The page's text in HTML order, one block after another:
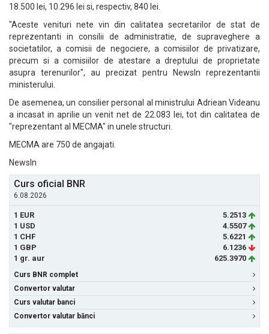
18.500 lei, 10.296 lei si, respectiv, 840 lei.
"Aceste venituri nete vin din calitatea secretarilor de stat de
reprezentanti in consilii de administratie, de supraveghere a
societatilor, a comisii de negociere, a comisiilor de privatizare,
precum si a comisiilor de atestare a dreptului de proprietate
asupra terenurilor", au precizat pentru NewsIn reprezentantii
ministerului.
De asemenea, un consilier personal al ministrului Adriean Videanu
a incasat in aprilie un venit net de 22.083 lei, tot din calitatea de
"reprezentant al MECMA" in unele structuri.
MECMA are 750 de angajati.
NewsIn
Curs oficial BNR
6.08.2026
1 EUR
5.2513
1 USD
4.5507
1 CHF
5.6221
1 GBP
6.1236
1 gr. aur
625.3970
Curs BNR complet
Convertor valutar
Curs valutar banci
Convertor valutar bănci